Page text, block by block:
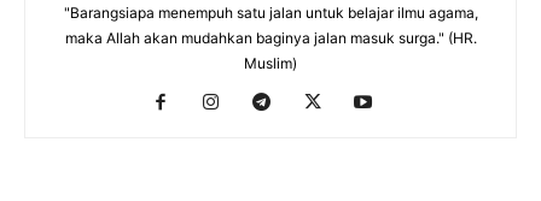
"Barangsiapa menempuh satu jalan untuk belajar ilmu agama,
maka Allah akan mudahkan baginya jalan masuk surga." (HR.
Muslim)